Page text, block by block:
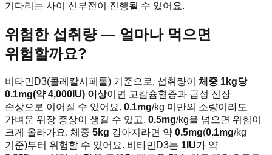
기다리는 사이 신부전이 진행될 수 있어요.
위험한 섭취량 — 얼마나 먹으면
위험할까요?
비타민D3(콜레칼시페롤) 기준으로, 섭취량이 체중 1kg당
0.1mg(약 4,000IU) 이상이면 고칼슘혈증과 급성 신장
손상으로 이어질 수 있어요. 0.1mg/kg 미만의 소량이라도
가벼운 위장 증상이 생길 수 있고, 0.5mg/kg을 넘으면 위험이
크게 올라가요. 체중 5kg 강아지라면 약 0.5mg(0.1mg/kg
기준)부터 위험할 수 있어요. 비타민D3는 1IU가 약